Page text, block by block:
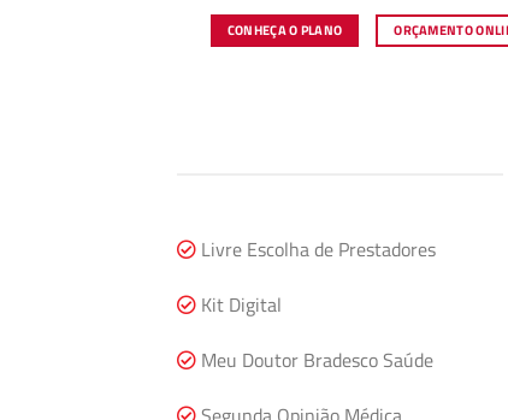
CONHEÇA O PLANO ORÇAMENTO
Livre Escolha de Prestadores
Kit Digital
Meu Doutor Bradesco Saúde